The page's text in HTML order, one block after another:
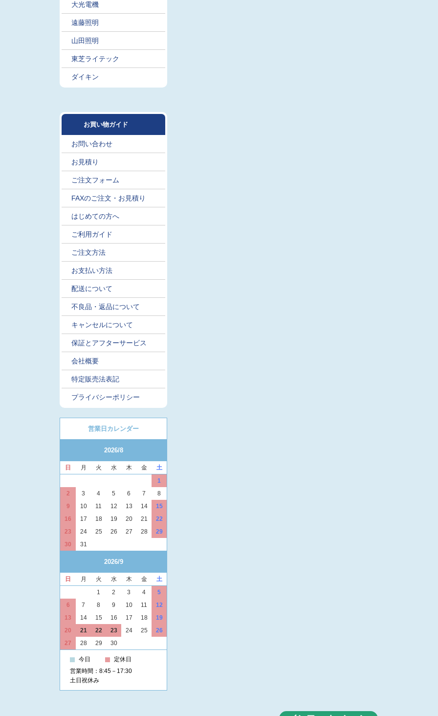
大光電機
遠藤照明
山田照明
東芝ライテック
ダイキン
お買い物ガイド
お問い合わせ
お見積り
ご注文フォーム
FAXのご注文・お見積り
はじめての方へ
ご利用ガイド
ご注文方法
お支払い方法
配送について
不良品・返品について
キャンセルについて
保証とアフターサービス
会社概要
特定販売法表記
プライバシーポリシー
営業日カレンダー
2026/8
日 月 火 水 木 金
土
1
2
3 4 5 6 7
8
9
10 11 12 13 14
15
16
17 18 19 20 21
22
23
24 25 26 27 28
29
30
31
2026/9
日 月 火 水 木 金
土
1
2 3 4
5
6
7 8 9 10 11
12
13
14 15 16 17 18
19
20
21 22 23 24 25
26
27
28 29 30
今日
定休日
営業時間：8:45－17:30
土日祝休み